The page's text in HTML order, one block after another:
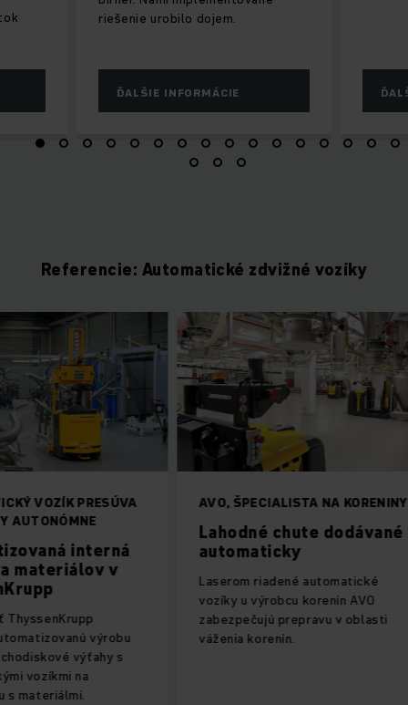
riešenie urobilo dojem.
ĎALŠIE INFORMÁCIE
Referencie: Automatické zdvižné vozíky
PRESÚVA
interná
v
výrobu
výťahy s
na
AVO, ŠPECIALISTA NA KORENINY
Lahodné chute dodávané
automaticky
Laserom riadené automatické
vozíky u výrobcu korenín AVO
zabezpečujú prepravu v oblasti
váženia korenín.